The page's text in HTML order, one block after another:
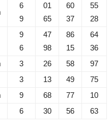
6
9
01
65
60
37
55
28
9
6
47
98
86
15
64
36
3 26 58
97
3 13 49 75
9 68 77
10
6 30 56 63